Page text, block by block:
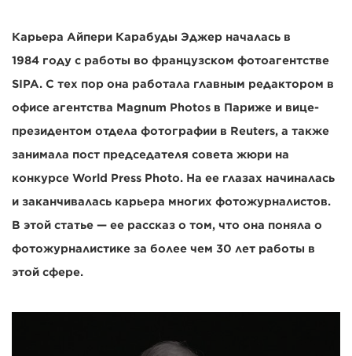
Карьера Айпери Карабуды Эджер началась в
1984 году с работы во французском фотоагентстве
SIPA. С тех пор она работала главным редактором в
офисе агентства Magnum Photos в Париже и вице-
президентом отдела фотографии в Reuters, а также
занимала пост председателя совета жюри на
конкурсе World Press Photo. На ее глазах начиналась
и заканчивалась карьера многих фотожурналистов.
В этой статье — ее рассказ о том, что она поняла о
фотожурналистике за более чем 30 лет работы в
этой сфере.